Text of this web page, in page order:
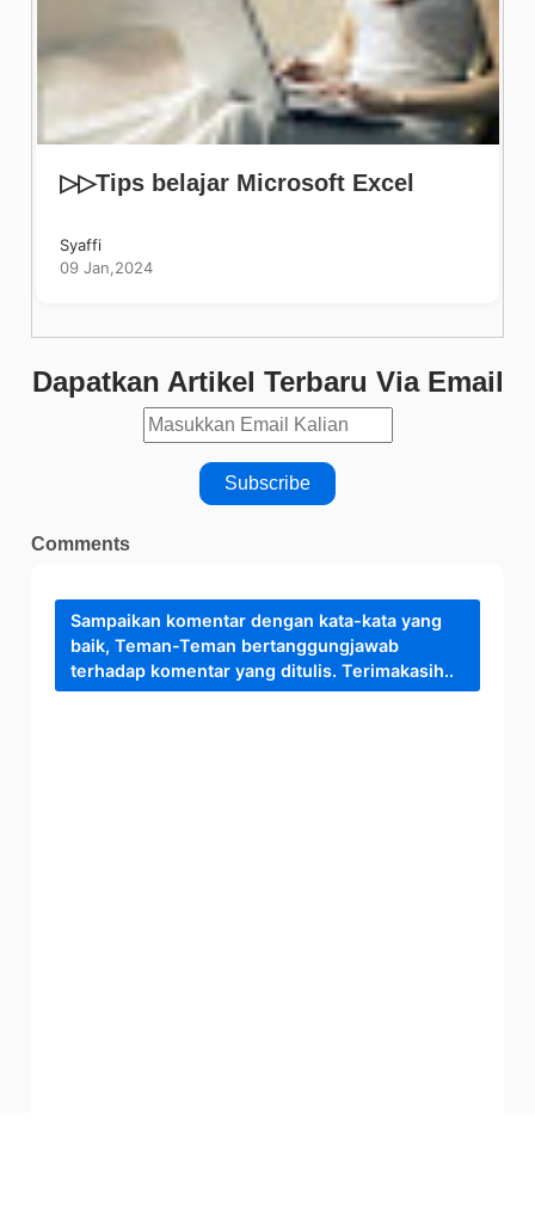
▷▷Tips belajar Microsoft Excel
Syaffi
09 Jan,2024
Dapatkan Artikel Terbaru Via Email
Comments
Sampaikan komentar dengan kata-kata yang
baik, Teman-Teman bertanggungjawab
terhadap komentar yang ditulis. Terimakasih..